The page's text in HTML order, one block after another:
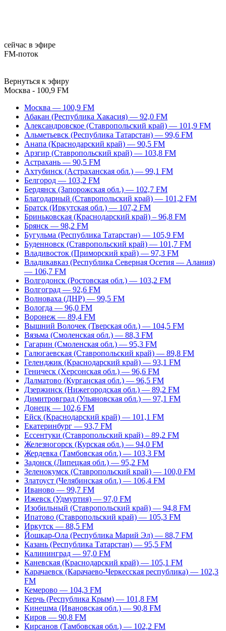
сейчас в эфире
FM-поток
Вернуться к эфиру
Москва - 100,9 FM
Москва — 100,9 FM
Абакан (Республика Хакасия) — 92,0 FM
Александровское (Ставропольский край) — 101,9 FM
Альметьевск (Республика Татарстан) — 99,6 FM
Анапа (Краснодарский край) — 90,5 FM
Арзгир (Ставропольский край) — 103,8 FM
Астрахань — 90,5 FM
Ахтубинск (Астраханская обл.) — 99,1 FM
Белгород — 103,2 FM
Бердянск (Запорожская обл.) — 102,7 FM
Благодарный (Ставропольский край) — 101,2 FM
Братск (Иркутская обл.) — 107,2 FM
Бриньковская (Краснодарский край) – 96,8 FM
Брянск — 98,2 FM
Бугульма (Республика Татарстан) — 105,9 FM
Буденновск (Ставропольский край) — 101,7 FM
Владивосток (Приморский край) — 97,3 FM
Владикавказ (Республика Северная Осетия — Алания)
— 106,7 FM
Волгодонск (Ростовская обл.) — 103,2 FM
Волгоград — 92,6 FM
Волноваха (ДНР) — 99,5 FM
Вологда — 96,0 FM
Воронеж — 89,4 FM
Вышний Волочек (Тверская обл.) — 104,5 FM
Вязьма (Смоленская обл.) — 88,3 FM
Гагарин (Смоленская обл.) — 95,3 FM
Галюгаевская (Ставропольский край) — 89,8 FM
Геленджик (Краснодарский край) — 93,1 FM
Геническ (Херсонская обл.) — 96,6 FM
Далматово (Курганская обл.) — 96,5 FM
Дзержинск (Нижегородская обл.) — 89,2 FM
Димитровград (Ульяновская обл.) — 97,1 FM
Донецк — 102,6 FM
Ейск (Краснодарский край) — 101,1 FM
Екатеринбург — 93,7 FM
Ессентуки (Ставропольский край) – 89,2 FM
Железногорск (Курская обл.) — 94,0 FM
Жердевка (Тамбовская обл.) — 103,3 FM
Задонск (Липецкая обл.) — 95,2 FM
Зеленокумск (Ставропольский край) — 100,0 FM
Златоуст (Челябинская обл.) — 106,4 FM
Иваново — 99,7 FM
Ижевск (Удмуртия) — 97,0 FM
Изобильный (Ставропольский край) — 94,8 FM
Ипатово (Ставропольский край) — 105,3 FM
Иркутск — 88,5 FM
Йошкар-Ола (Республика Марий Эл) — 88,7 FM
Казань (Республика Татарстан) — 95,5 FM
Калининград — 97,0 FM
Каневская (Краснодарский край) — 105,1 FM
Карачаевск (Карачаево-Черкесская республика) — 102,3
FM
Кемерово — 104,3 FM
Керчь (Республика Крым) — 101,8 FM
Кинешма (Ивановская обл.) — 90,8 FM
Киров — 90,8 FM
Кирсанов (Тамбовская обл.) — 102,2 FM